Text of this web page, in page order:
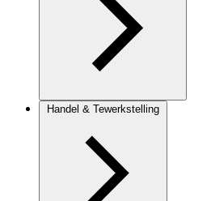
Handel & Tewerkstelling